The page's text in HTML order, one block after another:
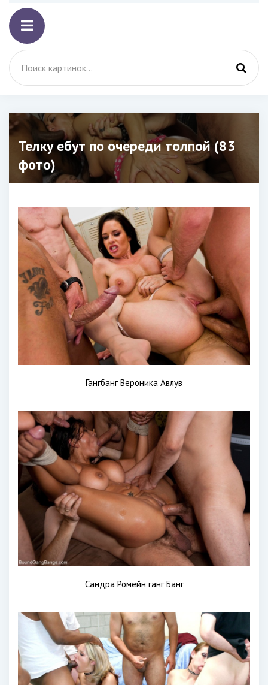
Телку ебут по очереди толпой (83
фото)
Гангбанг Вероника Авлув
Сандра Ромейн ганг Банг